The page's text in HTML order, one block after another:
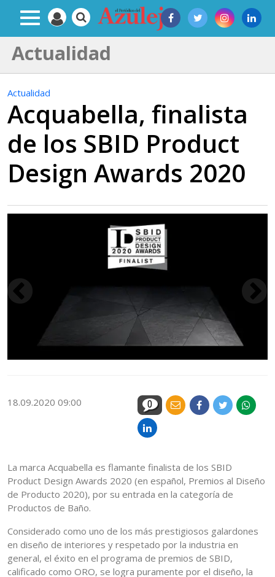
Actualidad
Actualidad
Acquabella, finalista
de los SBID Product
Design Awards 2020
18.09.2020 09:00 0
La marca Acquabella es flamante finalista de los SBID
Product Design Awards 2020 (en español, Premios al Diseño
de Producto 2020), por su entrada en la categoría de
Productos de Baño.
Considerado como uno de los más prestigiosos galardones
en diseño de interiores y respetado por la industria en
general, el éxito en el programa de premios de SBID,
calificado como ORO, se logra puramente por el diseño, la